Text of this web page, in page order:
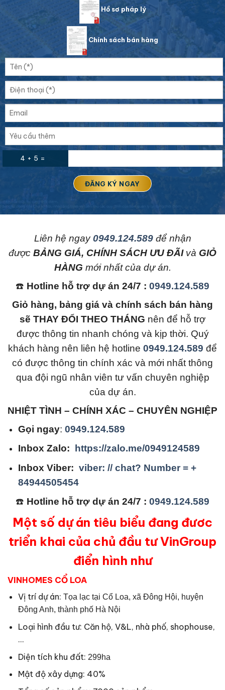
Hồ sơ pháp lý
Chính sách bán hàng
4 + 5 =
Liên hệ ngay 0949.124.589để nhận
được BẢNG GIÁ, CHÍNH SÁCH ƯU ĐÃIvà GIỎ
HÀNG mới nhất của dự án.
☎️ Hotline hỗ trợ dự án 24/7 : 0949.124.589
Giỏ hàng, bảng giá và chính sách bán hàng
sẽ THAY ĐỔI THEO THÁNG nên để hỗ trợ
được thông tin nhanh chóng và kịp thời. Quý
khách hàng nên liên hệ hotline 0949.124.589 để
có được thông tin chính xác và mới nhất thông
qua đội ngũ nhân viên tư vấn chuyên nghiệp
của dự án.
NHIỆT TÌNH – CHÍNH XÁC – CHUYÊN NGHIỆP
Gọi ngay: 0949.124.589
Inbox Zalo:
https://zalo.me/0949124589
Inbox Viber: viber: // chat? Number = +
84944505454
☎️ Hotline hỗ trợ dự án 24/7 : 0949.124.589
Một số dự án tiêu biểu đang đươc
triển khai của chủ đầu tư VinGroup
điển hình như
VINHOMES CỔ LOA
Vị trí dự án: Tọa lạc tại Cổ Loa, xã Đông Hội, huyện
Đông Anh, thành phố Hà Nội
Loại hình đầu tư: Căn hộ, V&L, nhà phố, shophouse,
…
Diện tích khu đất: 299ha
Mật độ xây dựng: 40%